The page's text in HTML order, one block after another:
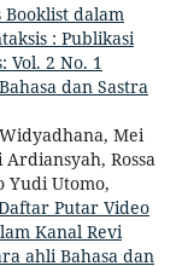
Booklist dalam
: Publikasi
Vol. 2 No. 1
dan Sastra
Mei
Rossa
Yudi Utomo,
Putar Video
Kanal Revi
ahli Bahasa dan